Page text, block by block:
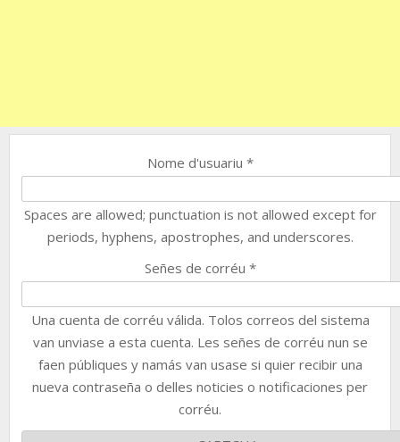
Nome d'usuariu *
Spaces are allowed; punctuation is not allowed except for
periods, hyphens, apostrophes, and underscores.
Señes de corréu *
Una cuenta de corréu válida. Tolos correos del sistema
van unviase a esta cuenta. Les señes de corréu nun se
faen públiques y namás van usase si quier recibir una
nueva contraseña o delles noticies o notificaciones per
corréu.